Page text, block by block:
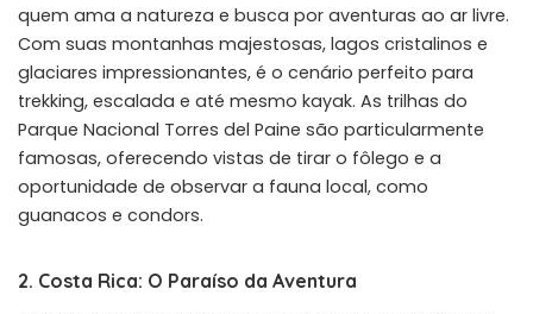
quem ama a natureza e busca por aventuras ao ar livre.
Com suas montanhas majestosas, lagos cristalinos e
glaciares impressionantes, é o cenário perfeito para
trekking, escalada e até mesmo kayak. As trilhas do
Parque Nacional Torres del Paine são particularmente
famosas, oferecendo vistas de tirar o fôlego e a
oportunidade de observar a fauna local, como
guanacos e condors.
2. Costa Rica: O Paraíso da Aventura